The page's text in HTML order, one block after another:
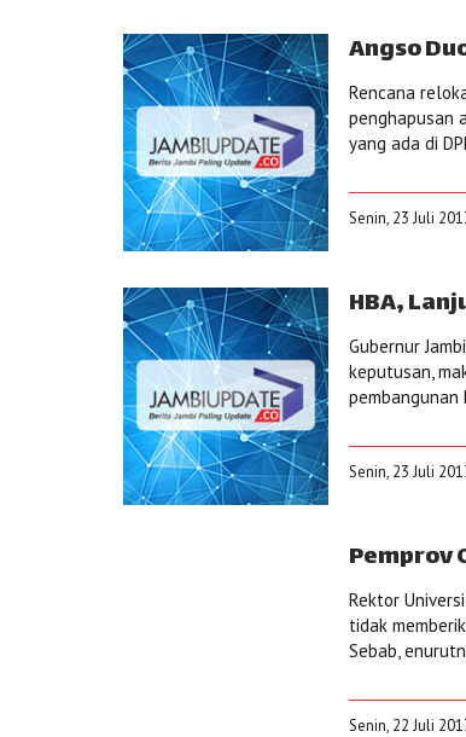
Angso
Rencana
penghapusan
yang ada di
Senin, 23 Juli
HBA,
Gubernur
keputusan,
pembangunan
Senin, 23 Juli
Pemprov
Rektor
tidak
Sebab,
Senin, 22 Juli